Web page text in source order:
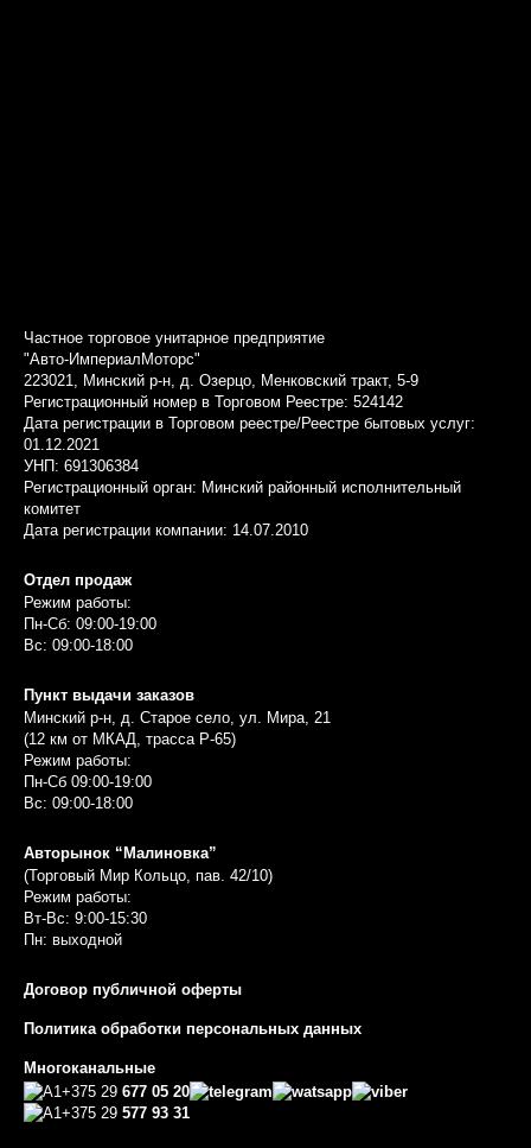
Частное торговое унитарное предприятие
"Авто-ИмпериалМоторс"
223021, Минский р-н, д. Озерцо, Менковский тракт, 5-9
Регистрационный номер в Торговом Реестре: 524142
Дата регистрации в Торговом реестре/Реестре бытовых услуг:
01.12.2021
УНП: 691306384
Регистрационный орган: Минский районный исполнительный
комитет
Дата регистрации компании: 14.07.2010
Отдел продаж
Режим работы:
Пн-Сб: 09:00-19:00
Вс: 09:00-18:00
Пункт выдачи заказов
Минский р-н, д. Старое село, ул. Мира, 21
(12 км от МКАД, трасса P-65)
Режим работы:
Пн-Сб 09:00-19:00
Вс: 09:00-18:00
Авторынок “Малиновка”
(Торговый Мир Кольцо, пав. 42/10)
Режим работы:
Вт-Вс: 9:00-15:30
Пн: выходной
Договор публичной оферты
Политика обработки персональных данных
Многоканальные
+375 29 677 05 20
+375 29 577 93 31